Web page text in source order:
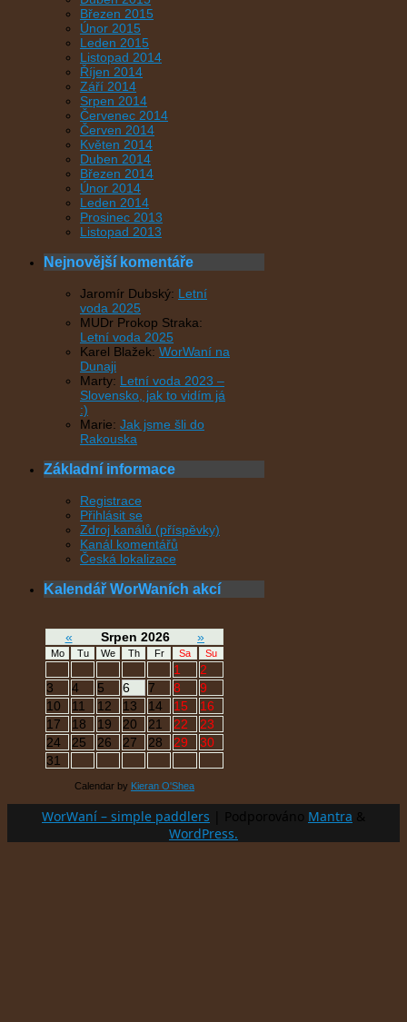
Březen 2015
Únor 2015
Leden 2015
Listopad 2014
Říjen 2014
Září 2014
Srpen 2014
Červenec 2014
Červen 2014
Květen 2014
Duben 2014
Březen 2014
Únor 2014
Leden 2014
Prosinec 2013
Listopad 2013
Nejnovější komentáře
Jaromír Dubský: Letní
voda 2025
MUDr Prokop Straka:
Letní voda 2025
Karel Blažek: WorWaní na
Dunaji
Marty: Letní voda 2023 –
Slovensko, jak to vidím já
:)
Marie: Jak jsme šli do
Rakouska
Základní informace
Registrace
Přihlásit se
Zdroj kanálů (příspěvky)
Kanál komentářů
Česká lokalizace
Kalendář WorWaních akcí
« Srpen 2026 »
Mo Tu We Th Fr Sa Su
1
2
3
4 5 6 7 8
9
10
11 12 13 14 15
16
17
18 19 20 21 22
23
24
25 26 27 28 29
30
31
Calendar by Kieran O'Shea
WorWaní – simple paddlers Mantra
WordPress.